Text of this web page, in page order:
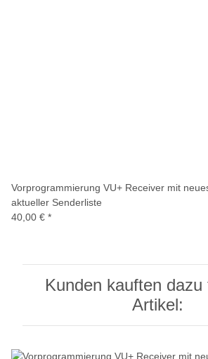
Vorprogrammierung VU+ Receiver mit
aktueller Senderliste
40,00 € *
Kunden kauften dazu
Artikel: